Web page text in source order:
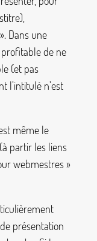
». Dans une
de ne
(et pas
l’intitulé n’est
même le
partir les liens
webmestres»
présentation